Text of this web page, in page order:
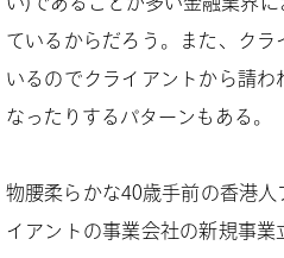
ているからだろう。また、ク
いるのでクライアントから請わ
なったりするパターンもある。
物腰柔らかな40歳手前の香港
イアントの事業会社の新規事業